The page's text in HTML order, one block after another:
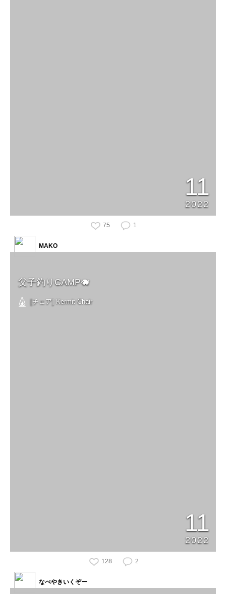
11
2022
75 1
父子釣りCAMP🐗
[チェア] Kermit Chair
11
2022
MAKO
128 2
なべやきいくぞー